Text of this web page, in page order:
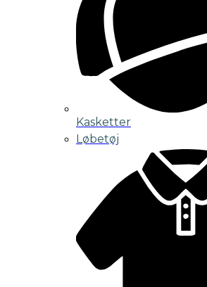
Kasketter
Løbetøj